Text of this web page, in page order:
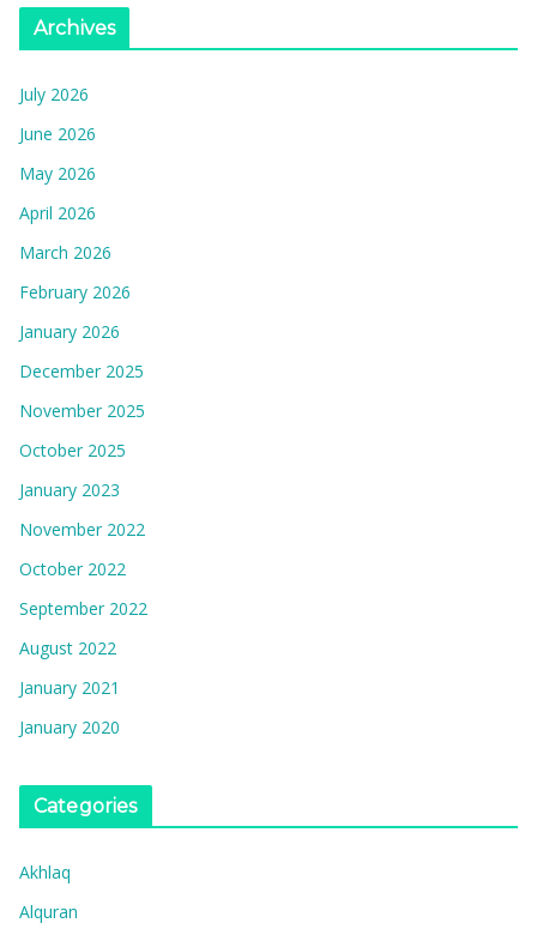
Archives
July 2026
June 2026
May 2026
April 2026
March 2026
February 2026
January 2026
December 2025
November 2025
October 2025
January 2023
November 2022
October 2022
September 2022
August 2022
January 2021
January 2020
Categories
Akhlaq
Alquran